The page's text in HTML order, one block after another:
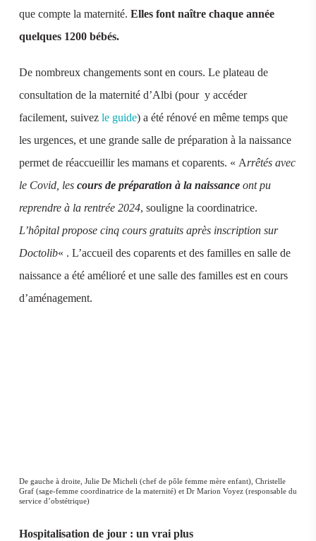
que compte la maternité. Elles font naître chaque année
quelques 1200 bébés.
De nombreux changements sont en cours. Le plateau de
consultation de la maternité d’Albi (pour y accéder
facilement, suivez le guide) a été rénové en même temps que
les urgences, et une grande salle de préparation à la naissance
permet de réaccueillir les mamans et coparents. « Arrêtés avec
le Covid, les cours de préparation à la naissanceont pu
reprendre à la rentrée 2024, souligne la coordinatrice.
L’hôpital propose cinq cours gratuits après inscription sur
Doctolib« . L’accueil des coparents et des familles en salle de
naissance a été amélioré et une salle des familles est en cours
d’aménagement.
De gauche à droite, Julie De Micheli (chef de pôle femme mère enfant), Christelle
Graf (sage-femme coordinatrice de la maternité) et Dr Marion Voyez (responsable du
service d’obstétrique)
Hospitalisation de jour : un vrai plus